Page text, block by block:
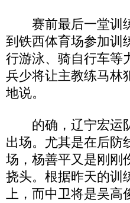
赛前最后一堂训练
到铁西体育场参加训
行游泳、骑自行车等
兵少将让主教练马林
地说。
的确，辽宁宏运队
出场。尤其是在后防
场，杨善平又是刚刚
挠头。根据昨天的训
上，而中卫将是吴高